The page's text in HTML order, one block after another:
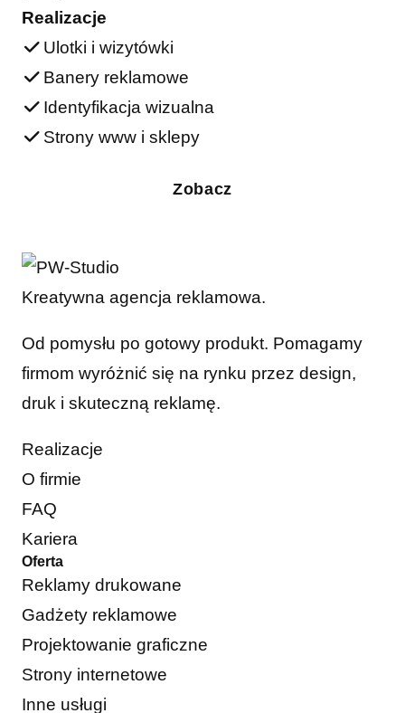
Realizacje
Ulotki i wizytówki
Banery reklamowe
Identyfikacja wizualna
Strony www i sklepy
Zobacz
Kreatywna agencja reklamowa.
Od pomysłu po gotowy produkt. Pomagamy
firmom wyróżnić się na rynku przez design,
druk i skuteczną reklamę.
Realizacje
O firmie
FAQ
Kariera
Oferta
Reklamy drukowane
Gadżety reklamowe
Projektowanie graficzne
Strony internetowe
Inne usługi